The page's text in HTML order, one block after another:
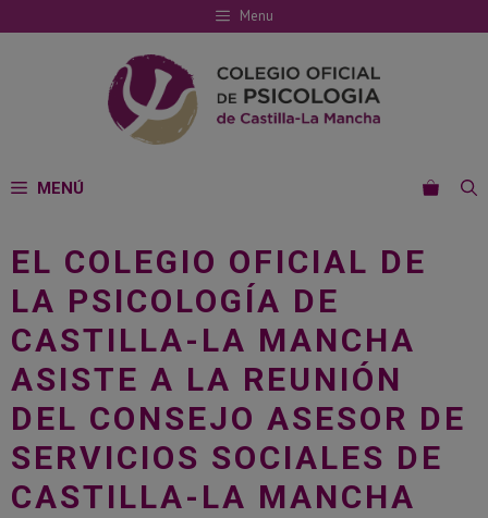
al
Menu
MENÚ
EL COLEGIO OFICIAL DE
LA PSICOLOGÍA DE
CASTILLA-LA MANCHA
ASISTE A LA REUNIÓN
DEL CONSEJO ASESOR DE
SERVICIOS SOCIALES DE
CASTILLA-LA MANCHA